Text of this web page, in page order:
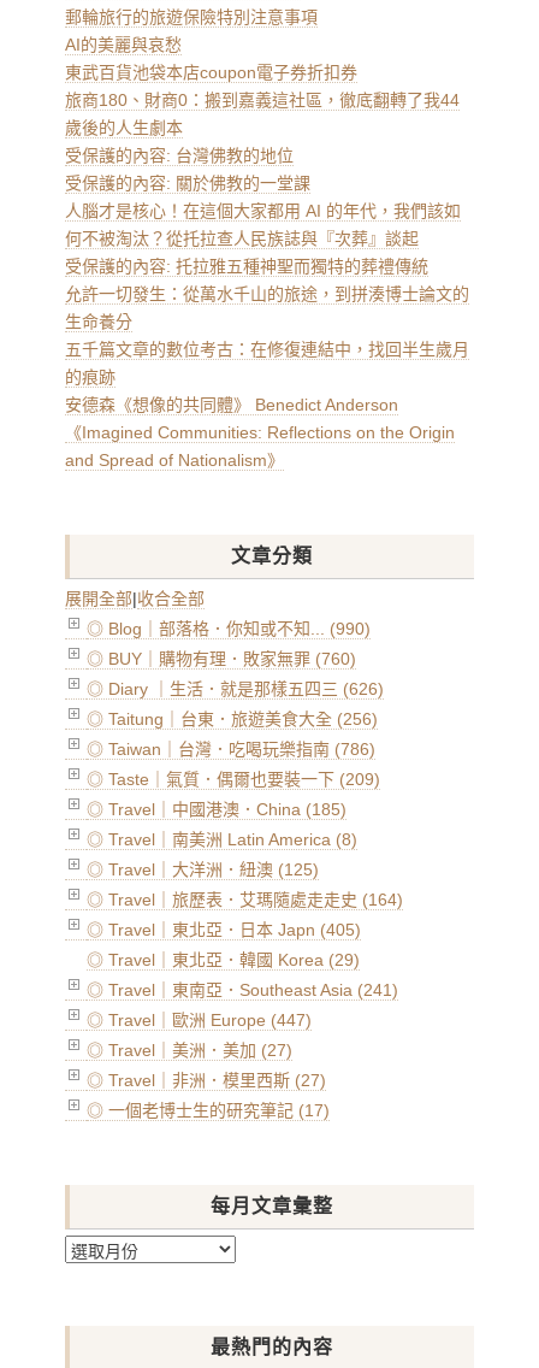
郵輪旅行的旅遊保險特別注意事項
AI的美麗與哀愁
東武百貨池袋本店coupon電子券折扣券
旅商180、財商0：搬到嘉義這社區，徹底翻轉了我44
歲後的人生劇本
受保護的內容: 台灣佛教的地位
受保護的內容: 關於佛教的一堂課
人腦才是核心！在這個大家都用 AI 的年代，我們該如
何不被淘汰？從托拉查人民族誌與『次葬』談起
受保護的內容: 托拉雅五種神聖而獨特的葬禮傳統
允許一切發生：從萬水千山的旅途，到拼湊博士論文的
生命養分
五千篇文章的數位考古：在修復連結中，找回半生歲月
的痕跡
安德森《想像的共同體》 Benedict Anderson
《Imagined Communities: Reflections on the Origin
and Spread of Nationalism》
文章分類
展開全部|收合全部
◎ Blog｜部落格．你知或不知... (990)
◎ BUY｜購物有理．敗家無罪 (760)
◎ Diary ｜生活．就是那樣五四三 (626)
◎ Taitung｜台東．旅遊美食大全 (256)
◎ Taiwan｜台灣．吃喝玩樂指南 (786)
◎ Taste｜氣質．偶爾也要裝一下 (209)
◎ Travel｜中國港澳．China (185)
◎ Travel｜南美洲 Latin America (8)
◎ Travel｜大洋洲．紐澳 (125)
◎ Travel｜旅歷表．艾瑪隨處走走史 (164)
◎ Travel｜東北亞．日本 Japn (405)
◎ Travel｜東北亞．韓國 Korea (29)
◎ Travel｜東南亞．Southeast Asia (241)
◎ Travel｜歐洲 Europe (447)
◎ Travel｜美洲．美加 (27)
◎ Travel｜非洲．模里西斯 (27)
◎ 一個老博士生的研究筆記 (17)
每月文章彙整
每
章
最熱門的內容